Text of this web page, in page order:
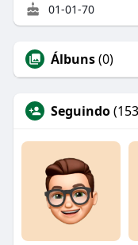
01-01-70
Álbuns(0)
Seguindo